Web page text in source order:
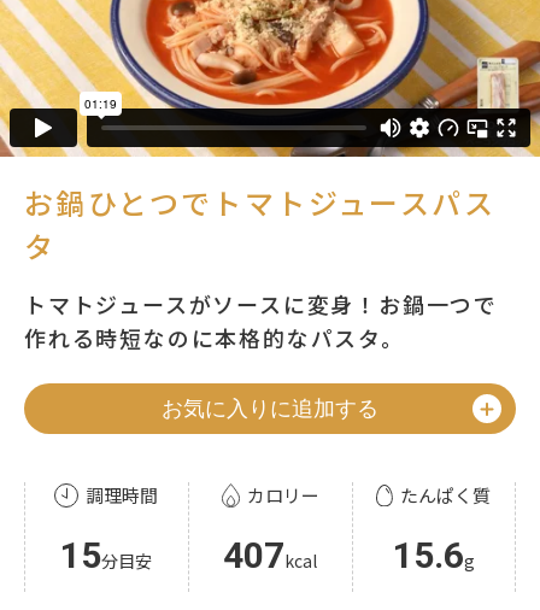
お鍋ひとつでトマトジュースパス
タ
トマトジュースがソースに変身！お鍋一つで
作れる時短なのに本格的なパスタ。
お気に入りに追加する
調理時間
15分目安
カロリー
407kcal
たんぱく質
15.6g